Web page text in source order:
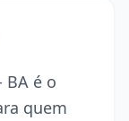
BA é o
quem